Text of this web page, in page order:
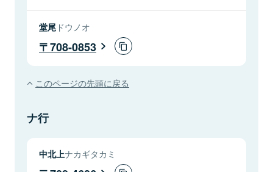
堂尾 ドウノオ
708-0853
このページの先頭に戻る
ナ行
中北上ナカギタカミ